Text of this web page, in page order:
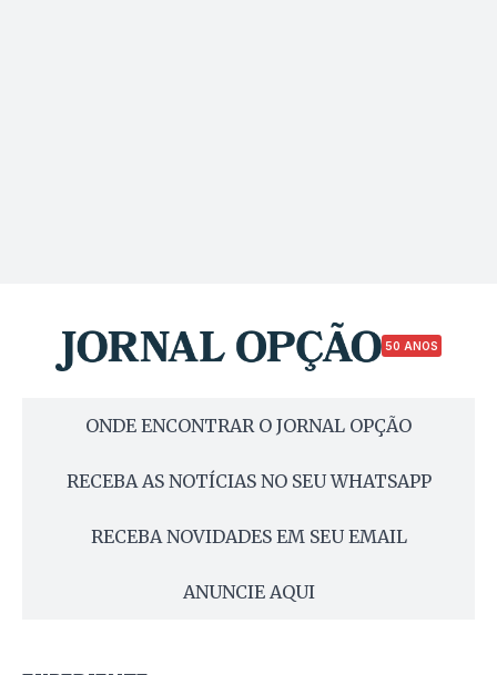
50 ANOS
ONDE ENCONTRAR O JORNAL OPÇÃO
RECEBA AS NOTÍCIAS NO SEU WHATSAPP
RECEBA NOVIDADES EM SEU EMAIL
ANUNCIE AQUI